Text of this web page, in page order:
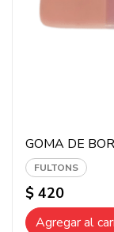
GOMA DE
FULTONS
$ 420
Agregar al